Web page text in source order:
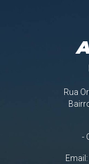
Rua
-
Email: